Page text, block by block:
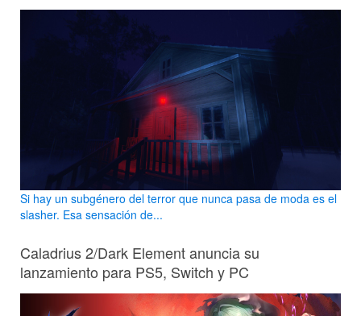
Si hay un subgénero del terror que nunca pasa de moda es el
slasher. Esa sensación de...
Caladrius 2/Dark Element anuncia su
lanzamiento para PS5, Switch y PC